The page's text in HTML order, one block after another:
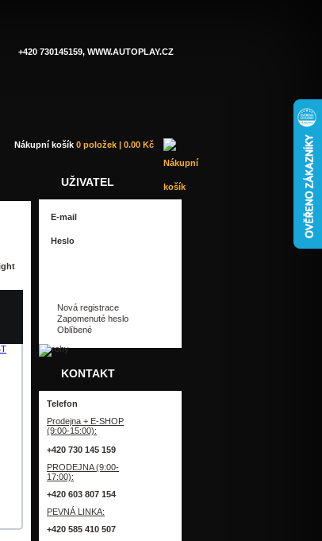
UŽIVATEL
Nová registrace
Zapomenuté heslo
Oblíbené
KONTAKT
Telefon
Prodejna + E-SHOP
(9:00-15:00):
+420 730 145 159
PRODEJNA (9:00-
17:00):
+420 603 807 154
PEVNÁ LINKA:
+420 585 410 507
Nákupní košík 0 položek | 0.00 Kč
+420 730145159, WWW.AUTOPLAY.CZ